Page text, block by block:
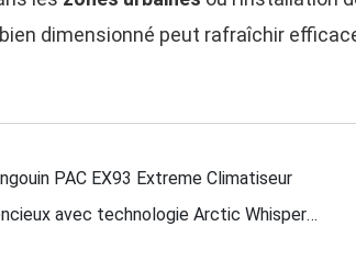
dimensionné peut rafraîchir
PAC EX93 Extreme Climatiseur
avec technologie Arctic Whisper